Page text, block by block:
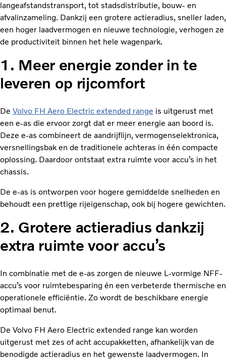
langeafstandstransport, tot stadsdistributie, bouw- en
afvalinzameling. Dankzij een grotere actieradius, sneller laden,
een hoger laadvermogen en nieuwe technologie, verhogen ze
de productiviteit binnen het hele wagenpark.
1. Meer energie zonder in te
leveren op rijcomfort
De Volvo FH Aero Electric extended range is uitgerust met
een e-as die ervoor zorgt dat er meer energie aan boord is.
Deze e-as combineert de aandrijflijn, vermogenselektronica,
versnellingsbak en de traditionele achteras in één compacte
oplossing. Daardoor ontstaat extra ruimte voor accu’s in het
chassis.
De e-as is ontworpen voor hogere gemiddelde snelheden en
behoudt een prettige rijeigenschap, ook bij hogere gewichten.
2. Grotere actieradius dankzij
extra ruimte voor accu’s
In combinatie met de e-as zorgen de nieuwe L-vormige NFF-
accu’s voor ruimtebesparing én een verbeterde thermische en
operationele efficiëntie. Zo wordt de beschikbare energie
optimaal benut.
De Volvo FH Aero Electric extended range kan worden
uitgerust met zes of acht accupakketten, afhankelijk van de
benodigde actieradius en het gewenste laadvermogen. In